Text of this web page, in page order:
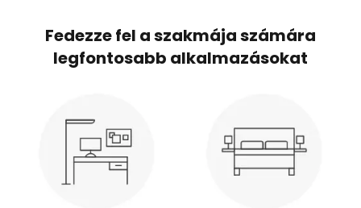
Fedezze fel a szakmája számára
legfontosabb alkalmazásokat